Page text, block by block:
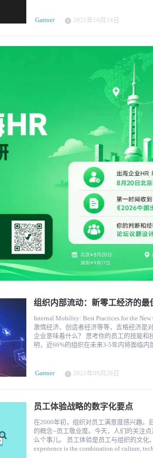
风险和道德问题。BW People撰文介绍了
源技术、错失战略洞察、资源浪费、扩展
来应对这些变革。据报道，经历过这种变
了 30%。他们的绩效似乎也变得反应迟钝，可持续性较差。
革计划取得成功，就应将变革疲劳管理纳
问题，还要制定战略，从一开始就防止出现变革疲劳。 2024 年，职业
虽然他们的成长标准可能各不相同，但在
身的忠诚度。根据 Gartner 数据库的数据
他们在组织中的职业发展路径并不清晰"
虑到员工的感受。 他们建议将适应性职业发展路径纳入 2024 年人力资源发展趋势，承认通往
特定工作角色的传统路径已不再常见。现
涯，但对下一步该怎么走却没有完全的准
明确方向或衡量成长的方式，这也是员工
对话，可以鼓励员工建立对公司本身的忠诚和承诺。 趋势可能稍纵即逝，
势和预测可以让企业跟上市场发展的步
估预测是否能与 Gartner 等知识来源提供
市场，也许是时候考虑一下这些 2024 年
金支持。重点在于确保和培养合适的人才
资。领导者们现在已经认识到，分配足够
到研究机构）的合作。这样可以确保持续
药物发现过程，展示了外部合作如何增强组织的人工智能能
道德层面包括数据隐私、偏见和透明度等
使用人工智能系统，就必须实施强有力的控制和保障措施。 亚马
招聘工具引发的争议凸显了领导者主动解
影响，确保人工智能应用符合社会期望。 2.5 有效的变革管理 实施人工智能计划不可避免地会
引发组织变革，领导者必须理解并善于驾
支持变得不可或缺，尤其是在管理抗拒组织变革的团队时。 Elon
了一个令人信服的案例。通过强调量身定
化的平稳过渡，从而提高了运营效率。 结论 行业领导者的战略决策、对人工智能相关技能激
增的需求，以及影响人工智能原则的道德考量，都证明了
员工技能再培训的重视成为适应人工智能
利的成功案例，以及提高生产率和创新带
的平衡。持续学习、道德考量和促进创新
领导者和员工如果能拥抱变化，战略性地
对挑战，还能在人工智能不断发展的动态
在整个组织中推广由现有团队成员领导的
才库，为您的内部团队提供额外支持。 3. 提供累进式薪酬和福利 关于薪酬和福利的讨论越来
越受欢迎，它们很可能在 2023 年仍然是人力资源的顶级趋势
薪更能说明问题了。但对于预算严格的公
外流，并向您的员工展示您对他们的关心程度。下面是一
程序订阅或健身房会员资格。 为您的员工提供充足的职业发展机会。让他们参加研讨会、公
司会议或进行面对面培训课程。 通过提供股票或股票期权来抵消一些财务压力。 灵活安排时
间表并提供更多 PTO。鼓励人们使用它。
性、留住人才并吸引他们需要的人，同时保持业务精简。 4. 投资于
2023 年人力资源趋势的最新研究表明，
者的首要任务。与此同时，24%的人力资
为未来的工作做好准备。 任何针对跨国团队的有效领导力培训计划都必须专注于帮助您的领
导者磨练以下技能： 衡量和防止倦怠 以同理心倾听 亲自或通过数字通信渠道进行有效沟通 提
供建设性的反馈和指导 调解冲突和解决团队内部问题 分配任务并有效管理项目时间表和优先
者具备领导当今员工队伍所需的技能。毕
程和混合工作以及跨国业务扩张以来，工
字通信工具是将您的全球团队团结在一起
动化流程是宝贵且永久的人力资源趋势。 使用电子表格手动跟踪所有移动部件不再可持续。
但是，当今以人为本的人力资源技术具有
动力管理和工资单。 现代 HR 工具中内置的自动化流程还可以帮助简化薪酬和福利计划、识别
薪酬差距，并通过内置的调查系统、一对
馈，这些数据有助于跟踪生产力并进行绩效评估。 这些工具中的每一种都有助
源团队的压力，同时提高分散的远程员工的
于人力资源趋势是弹性业务战略的关键 归根结底，任何人都无法减缓影响我们在全球范围内
工作方式的市场变化或技术进步。但是，
革之风的唯一途径。随着我们进入 2023
生了变化。 人力资源趋势1.培养关键技能 多年来，公司优先努力提高其劳动力的技能已成为
性。它可能比以往任何时候都更重要，"Bagga说。 企业需要调整他们的方法--
过渡到数字优先的模式--已经快速跟踪了
和整个亚洲出来的工程人才和数据科学人才，我
五年的时间时，很多组织已经意识到，他
改变，即组织和员工将技能发展视为 "不错的选择
员工的技能不仅仅是在增长领域开发全新
种在五年后不再适用，而他们将再增加两种技能。 "到2022年，每三个现有技
多余的，所以这有助于提供提升技能的能力。" 可以被视为不必要的技能是那些以交易
复性或操作性为前提的技能，即那些已经成熟的自动化技能。
的一些可操作的提示，请阅读HRM关于克服关键技能短缺
和变革管理 员工很容易抵制工作场所的变化--无论是对团队的组成、特定的流程，还是他们所
做的工作类型。 即使这种变化有可能提高生产力或加强业绩，但变化往往意味着在未知的水
域中航行，这对许多员工来说可能是一种不舒服、
领导肯定发现了这种情况，274名领导中有
的人力资源领导说，组织设计和变革管
革对员工来说不那么令人不安的经历。 Bagga消除了一个在工作场所经常出现的关键神话。
"人力资源部门的领导通常会设计他们的
一个看法是，变化的经验数量是推动疲劳程度的关键因素。" 有
"一个是消耗，所以我们期望员工在实施变
员工的工作流程造成的干扰。" 他认为，专注于如何减少数量并不是一项可持续的工作，因为
"从组织发展的方式来看，变化的数量预计只会增加"。 因此，重要的是，
性或强制性的变革方法。 做到这一点的关键在于建立员工的复原力，Bagga说，他注意到经理
的角色已经从单纯的推动生产力和业绩发
请阅读HRM关于在混合型员工中建立复原力的文章，了
未来的领导力 建立一支更有弹性的员工队伍需要雇主从同理心的角度进行领导。 "Bagga
说："现在的经理人角色的性质与三、五年前非常不同。 "很多员工都
时，需要考虑情感和人际关系技巧。 Gartner的研究发现，45%的人力资源领导人将把培养当
前和未来的领导人作为他们2022年的首要任务。 Bagga建议，发展领导者的情感技
个关键的重点。 "我们如何创造一种围绕同理心的心态，并为管理人员提供更多的同理心的能
力？" 他观察到的另一个趋势是员工寻求更多非正式的领导机会。 "Bagga说："人们正在关注
他们的个人贡献，以及他们在哪里可以在
整个团队的表现承担正式责任。 他说，许多公司正通过让许多人戴上非正式的指导或领导帽
经理人更像是整个企业中合适专家的经纪
教练和导师配对，而不是总是自己提供这种辅导和指导。" 人力资
42%的人力资源领导选择了对未来工作的规划作为
找可能影响业务连续性的趋势，并围绕这
建了一个战略，要愿意在不断变化的情况
战略上。你需要能够在需要的时候修改它"。 Bagga建议组织通过思考情景规划从两个方
行准备。 巩固对海外人才库的访问。"如果你需要特定的人才，想一想你是否愿意以不同的工
作参数引进这些人才。与其招聘全职员工
Gartner 2021年10月24日
组织内部流动：新零工经济的最
Internal Mobility: Best Practices for the New Gig Economy 零工经济来
激情经济、创造者经济等等，吉格经济是对我们
企业意味着什么？ 思考你的员工的技能和
明，近66%的组织在未来3-5年内将面临内部技能短缺。 Fuel50的全球
的机会时，他们会离开企业。相反，他们会
在某种程度上，我们需要创造透明度，以
流动性是组织必须关注的。 · 角色对角色的流动，即员工在组织内改变角色。 · 基于项目的流
对于职业发展都是非常重要的，而领导者则发挥着不可
副总裁Larry McAlister说得非常好。 "[管理者]应该是人才的净输出者。这是一个伟大的目标，
将你的影响力扩散到整个组织，你曾经管理过的人
见度 Fuel50的研究表明，企业正在寻求转向更广泛的人才观，即Fuel50所说的 "地平线人才
Gartner 2021年09月28日
员工体验战略的数字化要点
在2000年初，组织对员工满意度感兴趣。
的概念--员工敬业度。今天，人们的关注
么个事儿。 员工体验是员工与组织的文化、技术和物理环境互动的结合。（Employee
experience is the combination of culture,